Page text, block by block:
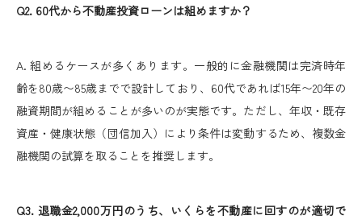
Q2. 60代から不動産投資ローンは組めますか？
A. 組めるケースが多くあります。一般的に金融機関は完済時年
齢を80歳〜85歳までで設計しており、60代であれば15年〜20年の
融資期間が組めることが多いのが実態です。ただし、年収・既存
資産・健康状態（団信加入）により条件は変動するため、複数金
融機関の試算を取ることを推奨します。
Q3. 退職金2,000万円のうち、いくらを不動産に回すのが適切で